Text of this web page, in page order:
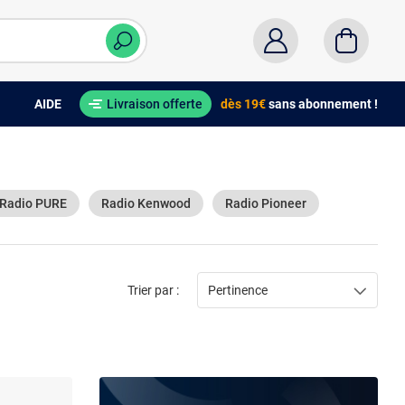
AIDE Livraison offerte dès 19€sans abonnement !
Radio PURE Radio Kenwood Radio Pioneer
Trier par : Pertinence